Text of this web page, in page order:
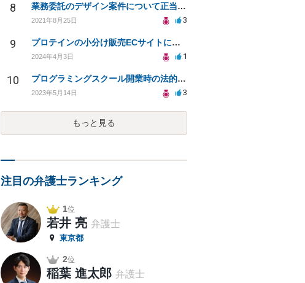
8 業務委託のデザイン案件について正当な理由無く顧客から音信不通になり、どう対応べきか困っています
2021年8月25日 3
9 プロテインの小分け販売ECサイトに関する法的相談
2024年4月3日 1
10 プログラミングスクール開業時の法的リスクについて
2023年5月14日 3
もっと見る
注目の弁護士ランキング
1位
若井 亮 弁護士
東京都
2位
稲葉 進太郎 弁護士